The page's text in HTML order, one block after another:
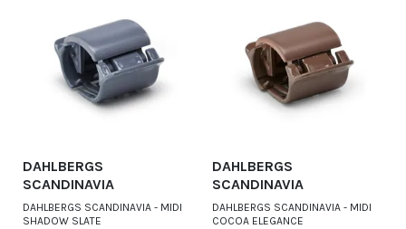
DAHLBERGS
SCANDINAVIA
DAHLBERGS SCANDINAVIA - MIDI
SHADOW SLATE
DAHLBERGS
SCANDINAVIA
DAHLBERGS SCANDINAVIA - MIDI
COCOA ELEGANCE